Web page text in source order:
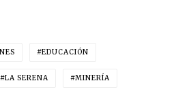
EDUCACIÓN
LA SERENA MINERÍA